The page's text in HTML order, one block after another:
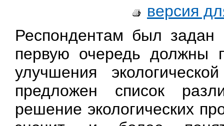
версия
Респондентам был
первую очередь должны
улучшения
предложен список
решение экологических